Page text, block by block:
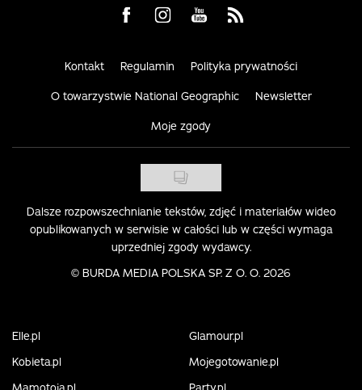
Visit us on Facebook
Visit us on Instagram
Visit us on Youtube
Visit us on Rss
Kontakt Regulamin Polityka prywatności
O towarzystwie National Geographic Newsletter
Moje zgody
Dalsze rozpowszechnianie tekstów, zdjęć i materiałów wideo
opublikowanych w serwisie w całości lub w części wymaga
uprzedniej zgody wydawcy.
© BURDA MEDIA POLSKA SP. Z O. O. 2026
Elle.pl
Glamour.pl
Kobieta.pl
Mojegotowanie.pl